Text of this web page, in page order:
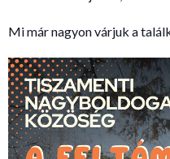
Mi már nagyon várjuk a